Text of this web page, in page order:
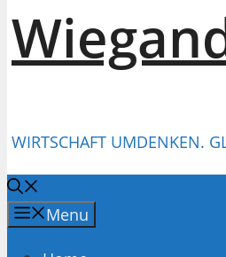
WIRTSCHAFT UMDENKEN.
Menu